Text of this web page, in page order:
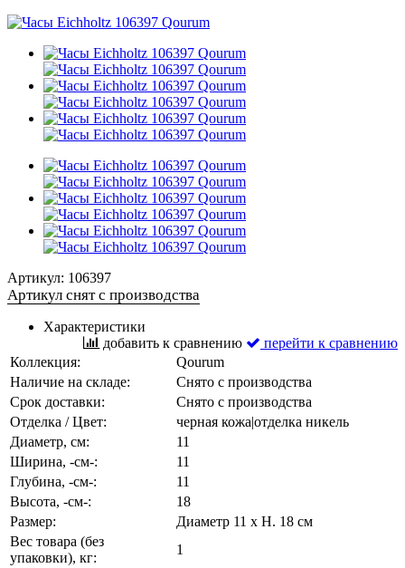
Артикул: 106397
Артикул снят с производства
Характеристики
добавить к сравнению
перейти к сравнению
Коллекция:
Qourum
Наличие на складе:
Снято с производства
Срок доставки:
Снято с производства
Отделка / Цвет:
черная кожа|отделка никель
Диаметр, см:
11
Ширина, -см-:
11
Глубина, -см-:
11
Высота, -см-:
18
Размер:
Диаметр 11 x H. 18 см
Вес товара (без
упаковки), кг:
1